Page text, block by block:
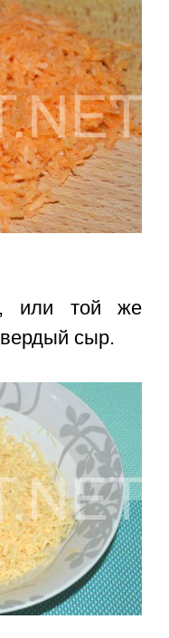
или той же
сыр.